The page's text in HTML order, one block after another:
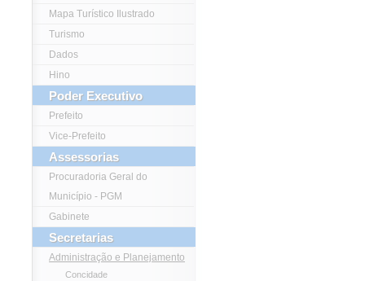
Mapa Turístico Ilustrado
Turismo
Dados
Hino
Poder Executivo
Prefeito
Vice-Prefeito
Assessorias
Procuradoria Geral do
Município - PGM
Gabinete
Secretarias
Administração e Planejamento
Concidade